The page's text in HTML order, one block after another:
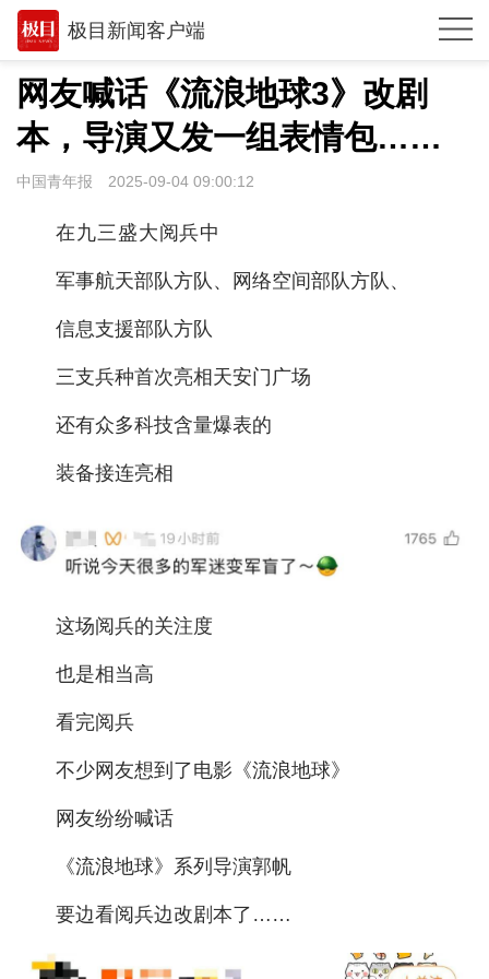
极目新闻客户端
推荐
观点
时政
极客圈
经济
城建
科教
健康
悠游
相亲
网友喊话《流浪地球3》改剧
本，导演又发一组表情包……
中国青年报 2025-09-04 09:00:12
在九三盛大阅兵中
军事航天部队方队、网络空间部队方队、
信息支援部队方队
三支兵种首次亮相天安门广场
还有众多科技含量爆表的
装备接连亮相
这场阅兵的关注度
也是相当高
看完阅兵
不少网友想到了电影《流浪地球》
网友纷纷喊话
《流浪地球》系列导演郭帆
要边看阅兵边改剧本了……